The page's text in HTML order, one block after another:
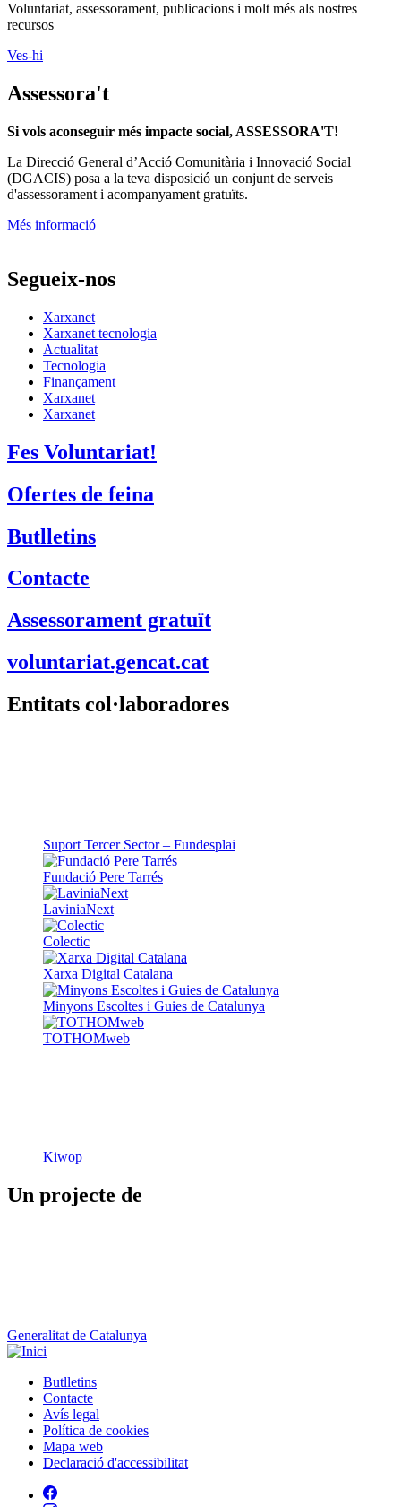
Voluntariat, assessorament, publicacions i molt més als nostres
recursos
Ves-hi
Assessora't
Si vols aconseguir més impacte social, ASSESSORA'T!
La Direcció General d’Acció Comunitària i Innovació Social
(DGACIS) posa a la teva disposició un conjunt de serveis
d'assessorament i acompanyament gratuïts.
Més informació
Segueix-nos
Xarxanet
Xarxanet tecnologia
Actualitat
Tecnologia
Finançament
Xarxanet
Xarxanet
Fes Voluntariat!
Ofertes de feina
Butlletins
Contacte
Assessorament gratuït
voluntariat.gencat.cat
Entitats col·laboradores
Suport Tercer Sector – Fundesplai
Fundació Pere Tarrés
LaviniaNext
Colectic
Xarxa Digital Catalana
Minyons Escoltes i Guies de Catalunya
TOTHOMweb
Kiwop
Un projecte de
Generalitat de Catalunya
Peu
Butlletins
Contacte
Avís legal
Política de cookies
Mapa web
Declaració d'accessibilitat